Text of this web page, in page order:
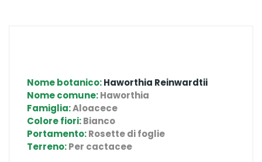
Nome botanico:Haworthia Reinwardtii
Nome comune:Haworthia
Famiglia:Aloacece
Colore fiori:Bianco
Portamento:Rosette di foglie
Terreno:Per cactacee